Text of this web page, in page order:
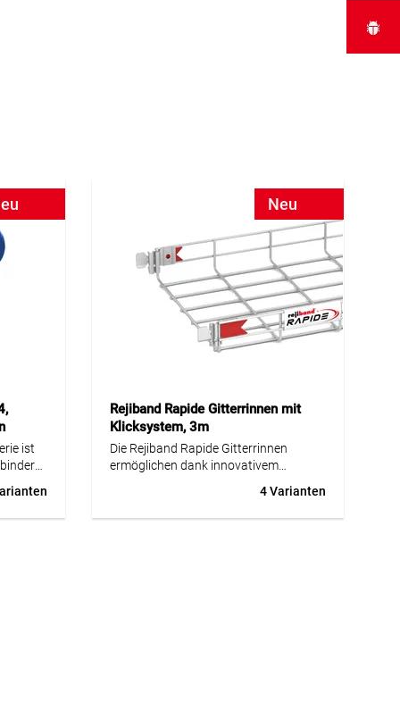
ist
eine
Neu
Rejiband Rapide Gitterrinnen mit
Klicksystem, 3m
Die Rejiband Rapide Gitterrinnen
ermöglichen dank innovativem
Klicksystem eine besonders schnelle
und werkzeuglose Montage. Durch die
integrierten Verbinder reduziert sich die
4 Varianten